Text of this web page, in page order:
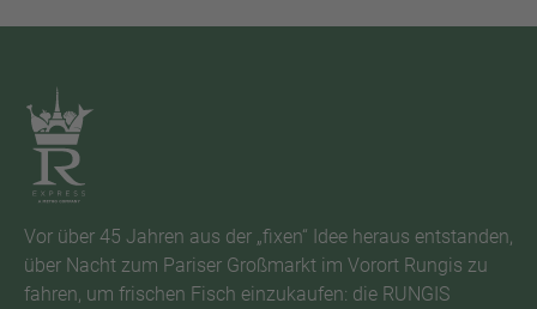
Vor über 45 Jahren aus der „fixen“ Idee heraus entstanden,
über Nacht zum Pariser Großmarkt im Vorort Rungis zu
fahren, um frischen Fisch einzukaufen: die RUNGIS